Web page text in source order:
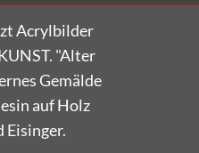
Acrylbilder
"Alter
Gemälde
auf Holz
Eisinger.